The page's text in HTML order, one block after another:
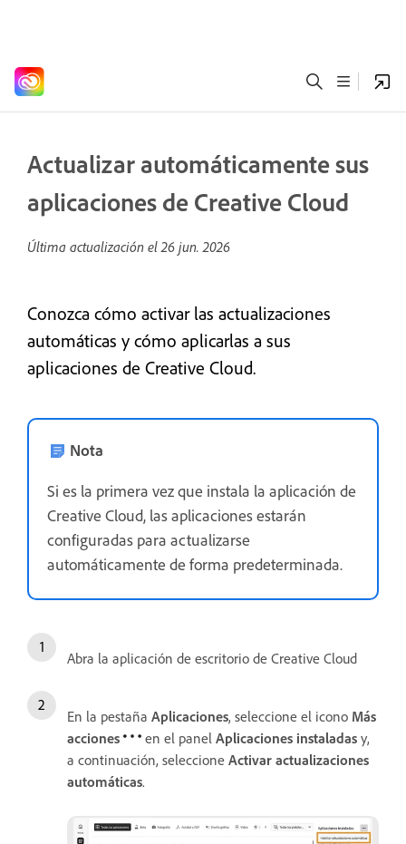
Actualizar automáticamente sus
aplicaciones de Creative Cloud
Última actualización el26 jun. 2026
Conozca cómo activar las actualizaciones
automáticas y cómo aplicarlas a sus
aplicaciones de Creative Cloud.
Nota
Si es la primera vez que instala la aplicación de
Creative Cloud, las aplicaciones estarán
configuradas para actualizarse
automáticamente de forma predeterminada.
Abra la aplicación de escritorio de Creative Cloud
En la pestaña Aplicaciones, seleccione el icono Más
acciones
en el panel Aplicaciones instaladas y,
a continuación, seleccione Activar actualizaciones
automáticas.